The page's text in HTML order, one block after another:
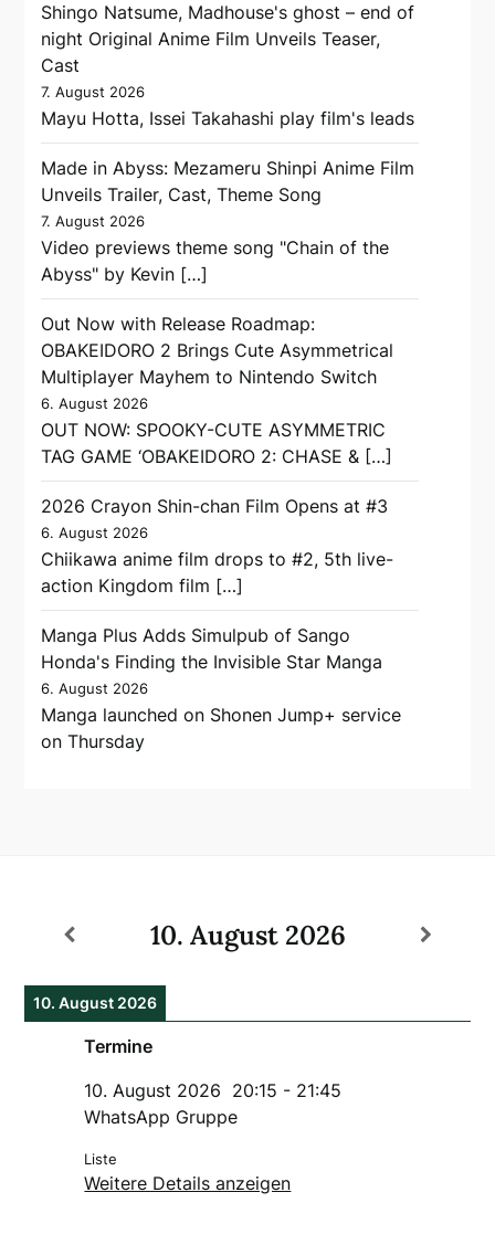
Shingo Natsume, Madhouse's ghost – end of
night Original Anime Film Unveils Teaser,
Cast
7. August 2026
Mayu Hotta, Issei Takahashi play film's leads
Made in Abyss: Mezameru Shinpi Anime Film
Unveils Trailer, Cast, Theme Song
7. August 2026
Video previews theme song "Chain of the
Abyss" by Kevin […]
Out Now with Release Roadmap:
OBAKEIDORO 2 Brings Cute Asymmetrical
Multiplayer Mayhem to Nintendo Switch
6. August 2026
OUT NOW: SPOOKY-CUTE ASYMMETRIC
TAG GAME ‘OBAKEIDORO 2: CHASE & […]
2026 Crayon Shin-chan Film Opens at #3
6. August 2026
Chiikawa anime film drops to #2, 5th live-
action Kingdom film […]
Manga Plus Adds Simulpub of Sango
Honda's Finding the Invisible Star Manga
6. August 2026
Manga launched on Shonen Jump+ service
on Thursday
10. August 2026
10. August 2026
Termine
10. August 2026 20:15 - 21:45
WhatsApp Gruppe
Liste
Weitere Details anzeigen